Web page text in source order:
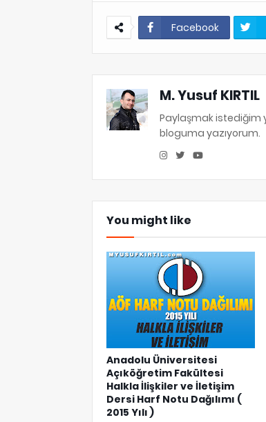
Facebook
M. Yusuf KIRTIL
Paylaşmak istediğim
bloguma yazıyorum.
You might like
Anadolu Üniversitesi
Açıköğretim Fakültesi
Halkla İlişkiler ve İletişim
Dersi Harf Notu Dağılımı (
2015 Yılı )